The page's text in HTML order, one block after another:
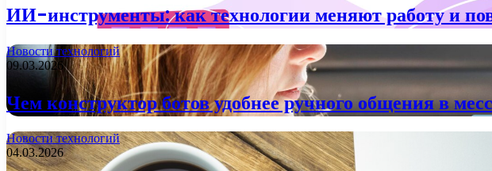
ИИ-инструменты: как технологии меняют работу и
Новости технологий
09.03.2026
Чем конструктор ботов удобнее ручного общения в
Новости технологий
04.03.2026